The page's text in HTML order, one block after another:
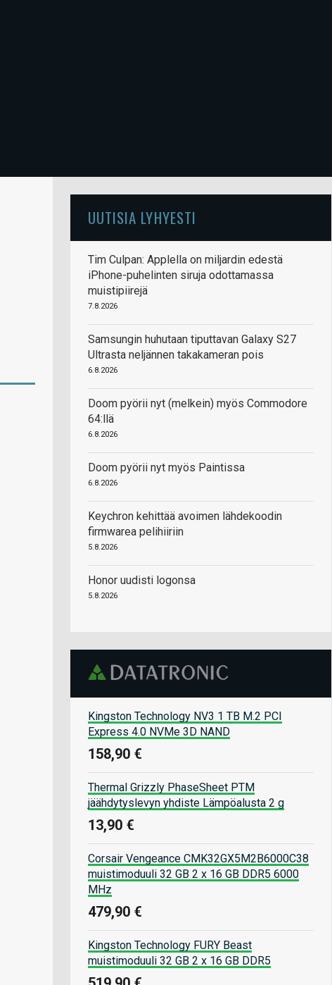
UUTISIA LYHYESTI
Tim Culpan: Applella on miljardin edestä
iPhone-puhelinten siruja odottamassa
muistipiirejä
7.8.2026
Samsungin huhutaan tiputtavan Galaxy S27
Ultrasta neljännen takakameran pois
6.8.2026
Doom pyörii nyt (melkein) myös Commodore
64:llä
6.8.2026
Doom pyörii nyt myös Paintissa
6.8.2026
Keychron kehittää avoimen lähdekoodin
firmwarea pelihiiriin
5.8.2026
Honor uudisti logonsa
5.8.2026
Kingston Technology NV3 1 TB M.2 PCI
Express 4.0 NVMe 3D NAND
158,90 €
Thermal Grizzly PhaseSheet PTM
jäähdytyslevyn yhdiste Lämpöalusta 2 g
13,90 €
Corsair Vengeance CMK32GX5M2B6000C38
muistimoduuli 32 GB 2 x 16 GB DDR5 6000
MHz
479,90 €
Kingston Technology FURY Beast
muistimoduuli 32 GB 2 x 16 GB DDR5